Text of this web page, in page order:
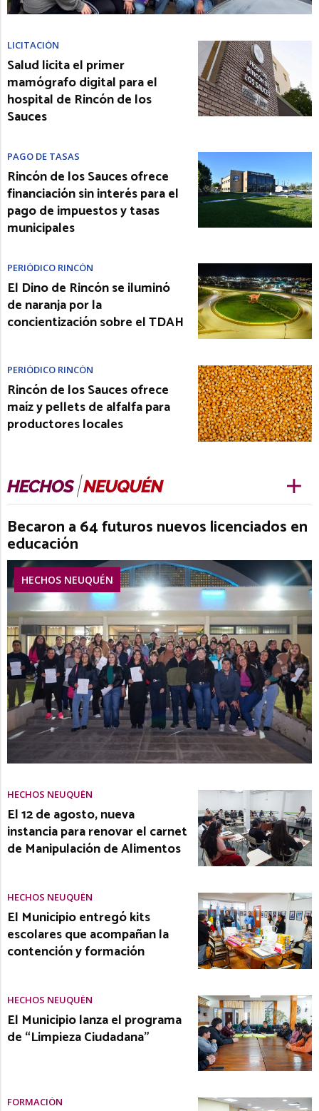
LICITACIÓN
Salud licita el primer
mamógrafo digital para el
hospital de Rincón de los
Sauces
PAGO DE TASAS
Rincón de los Sauces ofrece
financiación sin interés para el
pago de impuestos y tasas
municipales
PERIÓDICO RINCÓN
El Dino de Rincón se iluminó
de naranja por la
concientización sobre el TDAH
PERIÓDICO RINCÓN
Rincón de los Sauces ofrece
maíz y pellets de alfalfa para
productores locales
Becaron a 64 futuros nuevos licenciados en
educación
HECHOS NEUQUÉN
HECHOS NEUQUÉN
El 12 de agosto, nueva
instancia para renovar el carnet
de Manipulación de Alimentos
HECHOS NEUQUÉN
El Municipio entregó kits
escolares que acompañan la
contención y formación
HECHOS NEUQUÉN
El Municipio lanza el programa
de “Limpieza Ciudadana”
FORMACIÓN